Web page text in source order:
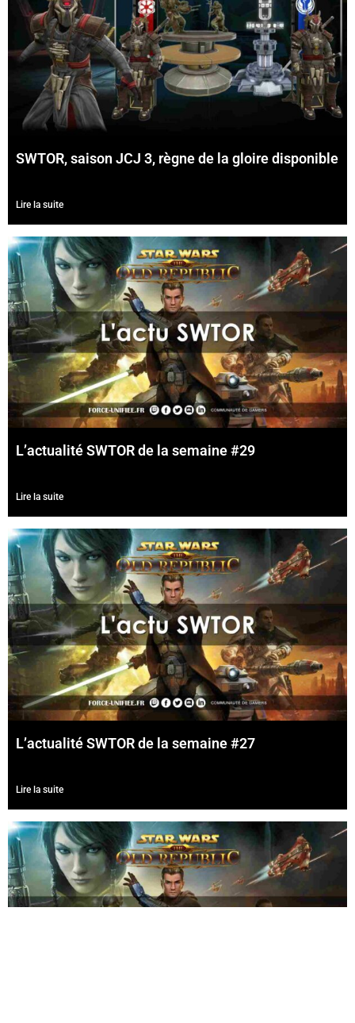
Lire la suite
SWTOR, saison JCJ 3, règne de la gloire disponible
Lire la suite
L’actualité SWTOR de la semaine #29
Lire la suite
L’actualité SWTOR de la semaine #27